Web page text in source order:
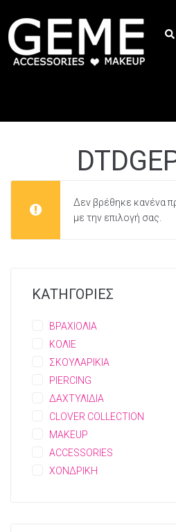
Δεν βρέθηκε κανένα
με την επιλογή σας.
ΚΑΤΗΓΟΡΙΕΣ
ΒΡΑΧΙΟΛΙΑ
ΚΟΛΙΕ
ΣΚΟΥΛΑΡΙΚΙΑ
PIERCING
ΔΑΧΤΥΛΙΔΙΑ
CLOVER COLLECTION
MAKEUP
ACCESSORIES
ΧΟΝΔΡΙΚΗ